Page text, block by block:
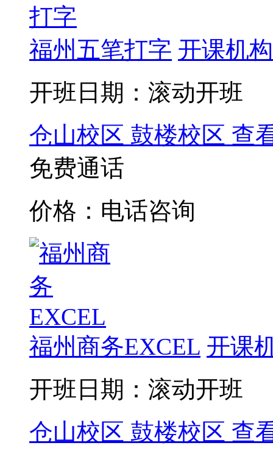
福州五笔打字 开课机
开班日期：滚动开班
仓山校区 鼓楼校区 查
免费通话
价格：电话咨询
福州商务EXCEL 开课
开班日期：滚动开班
仓山校区 鼓楼校区 查